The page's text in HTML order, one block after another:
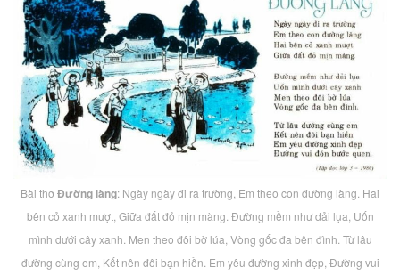
Bài thơĐường làng: Ngày ngày đi ra trường, Em theo con đường làng. Hai
bên cỏ xanh mượt, Giữa đất đỏ mịn màng. Đường mềm như dải lụa, Uốn
mình dưới cây xanh. Men theo đôi bờ lúa, Vòng gốc đa bên đình. Từ lâu
đường cùng em, Kết nên đôi bạn hiền. Em yêu đường xinh đẹp, Đường vui